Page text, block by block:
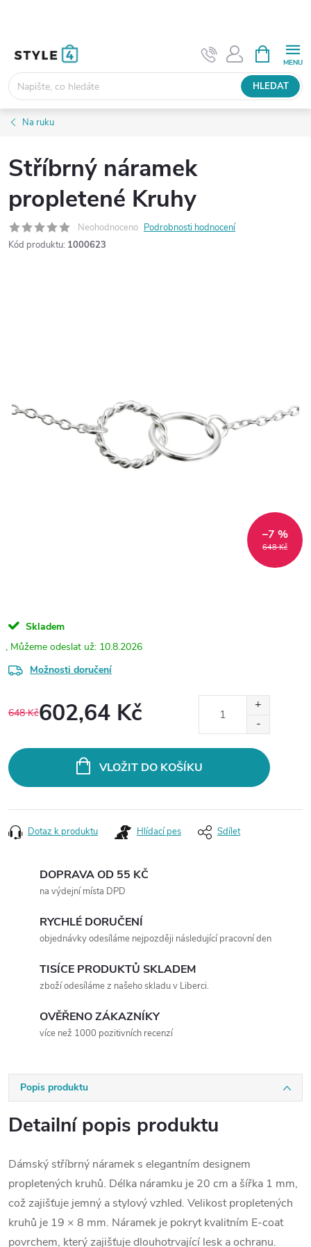
HLEDAT
NÁKUPNÍ
KOŠÍK
Na ruku
Stříbrný náramek
propletené Kruhy
Neohodnoceno Podrobnosti hodnocení
Kód produktu: 1000623
648 Kč
–7 %
Skladem
10.8.2026
Možnosti doručení
648 Kč602,64 Kč
VLOŽIT DO KOŠÍKU
Dotaz k produktu Hlídací pes Sdílet
DOPRAVA OD 55 KČ
na výdejní místa DPD
RYCHLÉ DORUČENÍ
objednávky odesíláme nejpozději následující pracovní den
TISÍCE PRODUKTŮ SKLADEM
zboží odesíláme z našeho skladu v Liberci.
OVĚŘENO ZÁKAZNÍKY
více než 1000 pozitivních recenzí
Popis produktu
Detailní popis produktu
Dámský stříbrný náramek s elegantním designem
propletených kruhů. Délka náramku je 20 cm a šířka 1 mm,
což zajišťuje jemný a stylový vzhled. Velikost propletených
kruhů je 19 × 8 mm. Náramek je pokryt kvalitním E-coat
povrchem, který zajišťuje dlouhotrvající lesk a ochranu.